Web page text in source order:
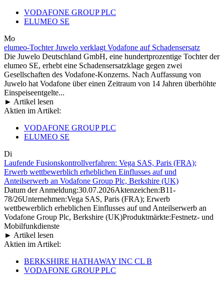
VODAFONE GROUP PLC
ELUMEO SE
Mo
elumeo-Tochter Juwelo verklagt Vodafone auf Schadensersatz
Die Juwelo Deutschland GmbH, eine hundertprozentige Tochter der
elumeo SE, erhebt eine Schadensersatzklage gegen zwei
Gesellschaften des Vodafone-Konzerns. Nach Auffassung von
Juwelo hat Vodafone über einen Zeitraum von 14 Jahren überhöhte
Einspeiseentgelte...
► Artikel lesen
Aktien im Artikel:
VODAFONE GROUP PLC
ELUMEO SE
Di
Laufende Fusionskontrollverfahren: Vega SAS, Paris (FRA);
Erwerb wettbewerblich erheblichen Einflusses auf und
Anteilserwerb an Vodafone Group Plc, Berkshire (UK)
Datum der Anmeldung:30.07.2026Aktenzeichen:B11-
78/26Unternehmen:Vega SAS, Paris (FRA); Erwerb
wettbewerblich erheblichen Einflusses auf und Anteilserwerb an
Vodafone Group Plc, Berkshire (UK)Produktmärkte:Festnetz- und
Mobilfunkdienste
► Artikel lesen
Aktien im Artikel:
BERKSHIRE HATHAWAY INC CL B
VODAFONE GROUP PLC